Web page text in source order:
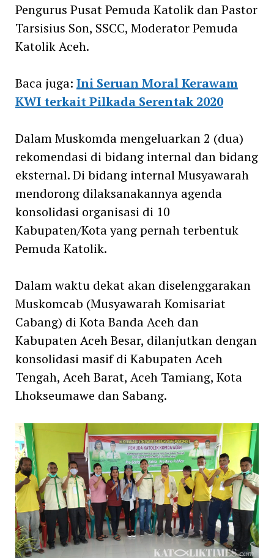
Pengurus Pusat Pemuda Katolik dan Pastor
Tarsisius Son, SSCC, Moderator Pemuda
Katolik Aceh.
Baca juga: Ini Seruan Moral Kerawam
KWI terkait Pilkada Serentak 2020
Dalam Muskomda mengeluarkan 2 (dua)
rekomendasi di bidang internal dan bidang
eksternal. Di bidang internal Musyawarah
mendorong dilaksanakannya agenda
konsolidasi organisasi di 10
Kabupaten/Kota yang pernah terbentuk
Pemuda Katolik.
Dalam waktu dekat akan diselenggarakan
Muskomcab (Musyawarah Komisariat
Cabang) di Kota Banda Aceh dan
Kabupaten Aceh Besar, dilanjutkan dengan
konsolidasi masif di Kabupaten Aceh
Tengah, Aceh Barat, Aceh Tamiang, Kota
Lhokseumawe dan Sabang.